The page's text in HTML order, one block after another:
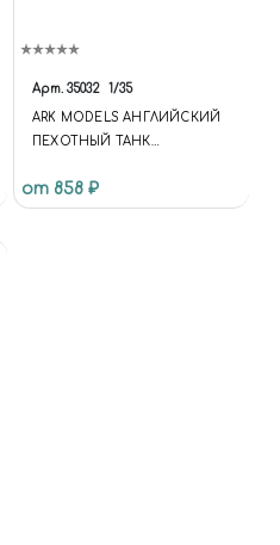
Арт. 35032 1/35
ARK MODELS АНГЛИЙСКИЙ
ПЕХОТНЫЙ ТАНК
от 858 ₽